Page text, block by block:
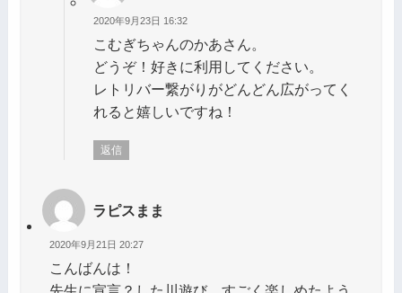
2020年9月23日 16:32
こむぎちゃんのかあさん。
どうぞ！好きに利用してください。
レトリバー繋がりがどんどん広がってく
れると嬉しいですね！
返信
ラピスまま
2020年9月21日 20:27
こんばんは！